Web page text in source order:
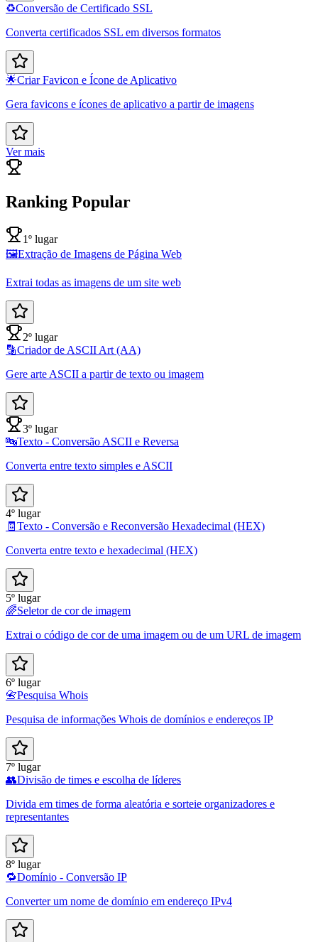
♻️Conversão de Certificado SSL
Converta certificados SSL em diversos formatos
🌟Criar Favicon e Ícone de Aplicativo
Gera favicons e ícones de aplicativo a partir de imagens
Ver mais
Ranking Popular
1º lugar
🖼️Extração de Imagens de Página Web
Extrai todas as imagens de um site web
2º lugar
🔡Criador de ASCII Art (AA)
Gere arte ASCII a partir de texto ou imagem
3º lugar
🔤Texto - Conversão ASCII e Reversa
Converta entre texto simples e ASCII
4º lugar
🧾 Texto - Conversão e Reconversão Hexadecimal (HEX)
Converta entre texto e hexadecimal (HEX)
5º lugar
🌈Seletor de cor de imagem
Extrai o código de cor de uma imagem ou de um URL de imagem
6º lugar
📇Pesquisa Whois
Pesquisa de informações Whois de domínios e endereços IP
7º lugar
👥Divisão de times e escolha de líderes
Divida em times de forma aleatória e sorteie organizadores e
representantes
8º lugar
🔁Domínio - Conversão IP
Converter um nome de domínio em endereço IPv4